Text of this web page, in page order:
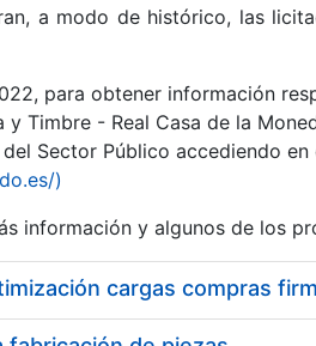
a modo de histórico, las
para obtener información
y Timbre - Real Casa de la
Sector Público accediendo en
)
información y algunos de los
cargas compras